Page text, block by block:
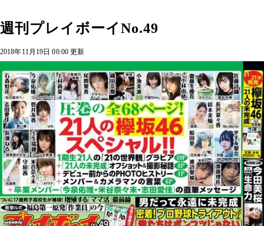
週刊プレイボーイNo.49
2018年11月19日 00:00 更新